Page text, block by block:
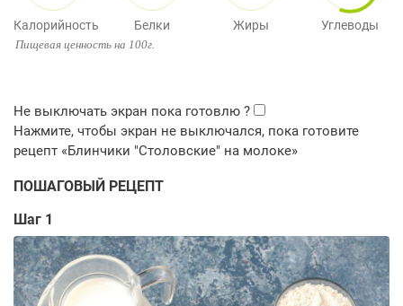
Калорийность Белки Жиры Углеводы
Пищевая ценность на 100г.
ПОШАГОВЫЙ РЕЦЕПТ
Шаг 1